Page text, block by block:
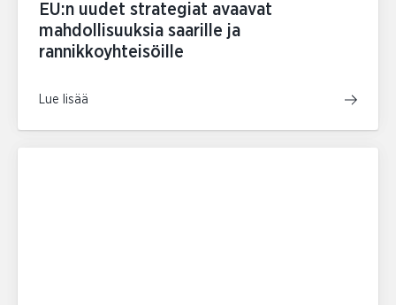
EU:n uudet strategiat avaavat
mahdollisuuksia saarille ja
rannikkoyhteisöille
Lue lisää